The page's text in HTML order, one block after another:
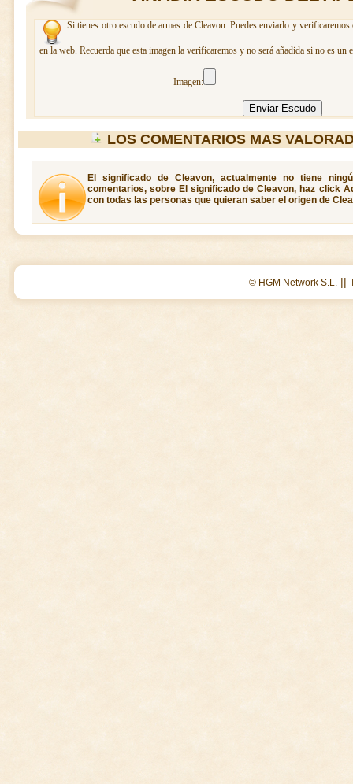
Si tienes otro escudo de armas de Cleavon. Puedes enviarlo y
en la web. Recuerda que esta imagen la verificaremos y no será añadida si no es un
Imagen:
LOS COMENTARIOS MAS
El significado de Cleavon, actualmente no tiene
comentarios, sobre El significado de Cleavon, haz click
con todas las personas que quieran saber el origen de
© HGM Network S.L. ||